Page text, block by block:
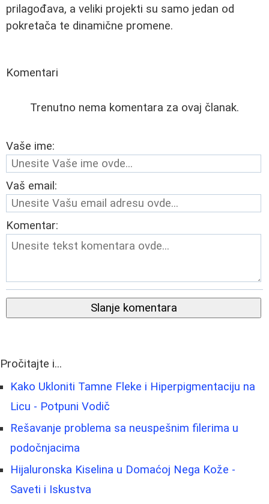
prilagođava, a veliki projekti su samo jedan od
pokretača te dinamične promene.
Komentari
Trenutno nema komentara za ovaj članak.
Vaše ime:
Vaš email:
Komentar:
Slanje komentara
Pročitajte i...
Kako Ukloniti Tamne Fleke i Hiperpigmentaciju na
Licu - Potpuni Vodič
Rešavanje problema sa neuspešnim filerima u
podočnjacima
Hijaluronska Kiselina u Domaćoj Nega Kože -
Saveti i Iskustva